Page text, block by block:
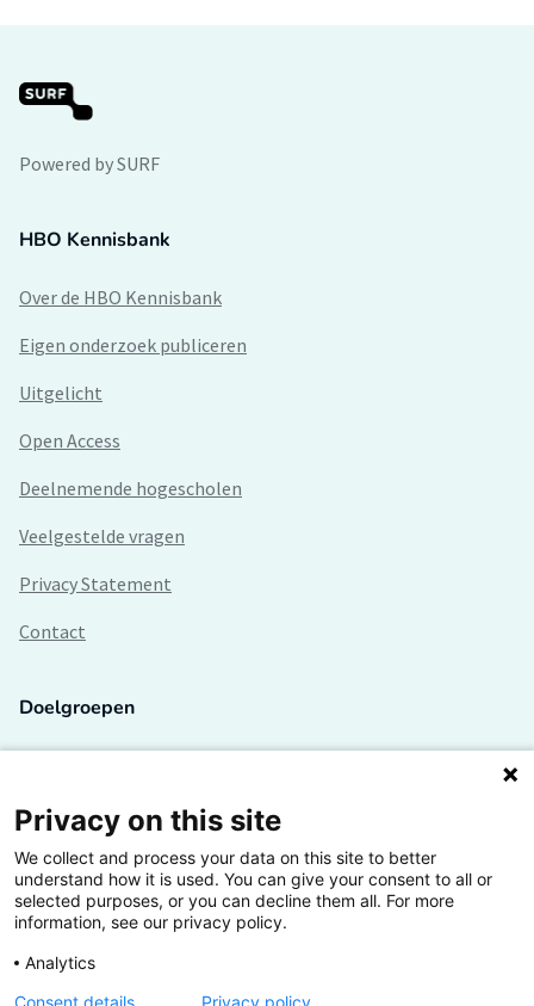
Powered by SURF
HBO Kennisbank
Over de HBO Kennisbank
Eigen onderzoek publiceren
Uitgelicht
Open Access
Deelnemende hogescholen
Veelgestelde vragen
Privacy Statement
Contact
Doelgroepen
Lectoren en onderzoekers
Bedrijven
Hogescholen
Privacy on this site
We collect and process your data on this site to better
understand how it is used. You can give your consent to all or
selected purposes, or you can decline them all. For more
information, see our privacy policy.
Analytics
Consent details
Privacy policy